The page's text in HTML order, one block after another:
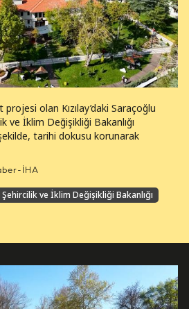
İHA
olan Kızılay’daki Saraçoğlu
ve İklim Değişikliği Bakanlığı
tarihi dokusu korunarak
Şehircilik ve İklim Değişikliği Bakanlığı